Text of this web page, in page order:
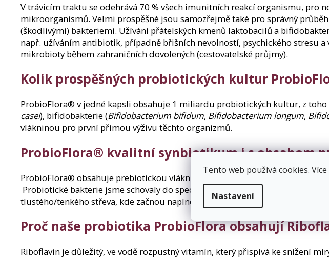
Tento web používá cookies.
Nastavení
V trávicím traktu se odehrává 70 % všech imunitních reakcí organismu, pro
mikroorganismů. Velmi prospěšné jsou samozřejmě také pro správný
(škodlivými) bakteriemi. Užívání přátelských kmenů laktobacilů a
např. užíváním antibiotik, případně břišních nevolností, psychického stresu
mikrobioty během zahraničních dovolených (cestovatelské průjmy).
Kolik prospěšných probiotických kultur
ProbioFlora® v jedné kapsli obsahuje 1 miliardu probiotických kultur, z toho
casei), bifidobakterie (Bifidobacterium bifidum, Bifidobacterium longum,
vlákninou pro první přímou výživu těchto organizmů.
ProbioFlora® kvalitní synbiotikum i s obsahem
ProbioFlora® obsahuje prebiotickou vlákninu – inulín, citrusovou vlákninu
Probiotické bakterie jsme schovaly do speciální rostlinné tobolky, která
tlustého/tenkého střeva, kde začnou naplno pomáhat. .
Proč naše probiotika ProbioFlora obsahují
Riboflavin je důležitý, ve vodě rozpustný vitamín, který přispívá ke snížení